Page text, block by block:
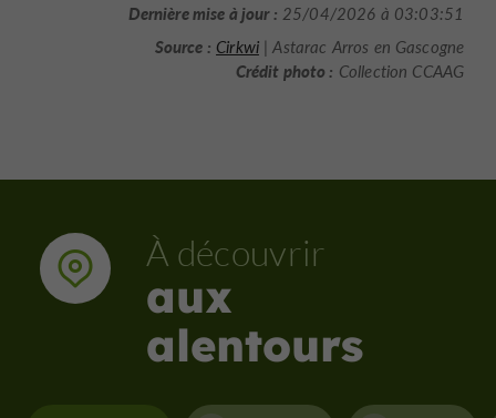
Dernière mise à jour : 25/04/2026 à 03:03:51
Source : Cirkwi| Astarac Arros en Gascogne
Crédit photo : Collection CCAAG
À découvrir
aux
alentours